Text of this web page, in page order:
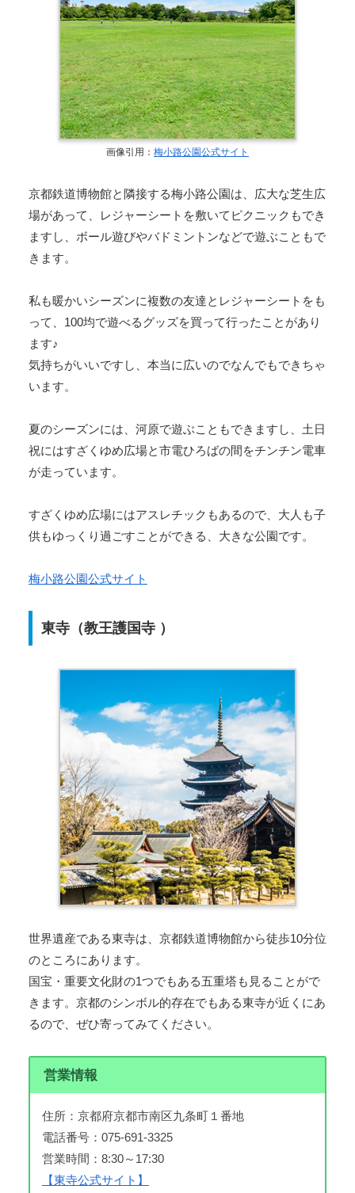
画像引用： 梅小路公園公式サイト
京都鉄道博物館と隣接する梅小路公園は、広大な芝生広
場があって、レジャーシートを敷いてピクニックもでき
ますし、ボール遊びやバドミントンなどで遊ぶこともで
きます。
私も暖かいシーズンに複数の友達とレジャーシートをも
って、100均で遊べるグッズを買って行ったことがあり
ます♪
気持ちがいいですし、本当に広いのでなんでもできちゃ
います。
夏のシーズンには、河原で遊ぶこともできますし、土日
祝にはすざくゆめ広場と市電ひろばの間をチンチン電車
が走っています。
すざくゆめ広場にはアスレチックもあるので、大人も子
供もゆっくり過ごすことができる、大きな公園です。
梅小路公園公式サイト
東寺（教王護国寺 ）
世界遺産である東寺は、京都鉄道博物館から徒歩10分位
のところにあります。
国宝・重要文化財の1つでもある五重塔も見ることがで
きます。京都のシンボル的存在でもある東寺が近くにあ
るので、ぜひ寄ってみてください。
営業情報
住所：京都府京都市南区九条町１番地
電話番号：075-691-3325
営業時間：8:30～17:30
【東寺公式サイト】